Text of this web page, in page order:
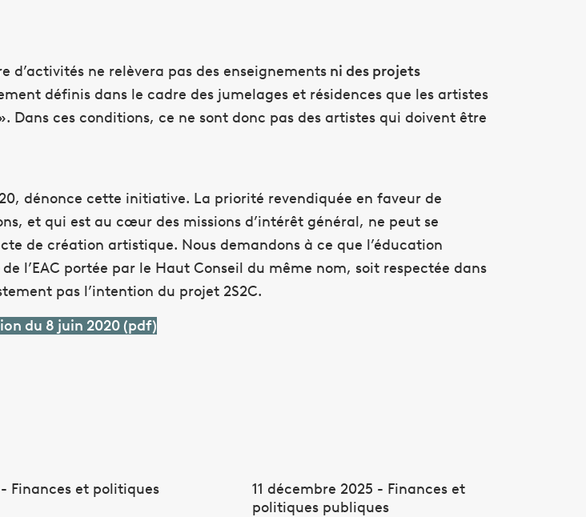
ne relèvera pas des enseignements ni des projets
définis dans le cadre des jumelages et résidences que les artistes
ces conditions, ce ne sont donc pas des artistes qui doivent être
dénonce cette initiative. La priorité revendiquée en faveur de
et qui est au cœur des missions d’intérêt général, ne peut se
de création artistique. Nous demandons à ce que l’éducation
l’EAC portée par le Haut Conseil du même nom, soit respectée dans
pas l’intention du projet 2S2C.
du 8 juin 2020 (pdf)
Finances et politiques
11 décembre 2025 - Finances et
politiques publiques